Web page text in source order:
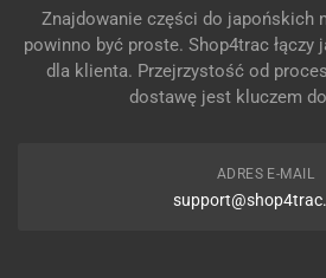
Znajdowanie części do japońskich
powinno być proste. Shop4trac łączy
dla klienta. Przejrzystość od
dostawę jest kluczem
ADRES E-MAIL